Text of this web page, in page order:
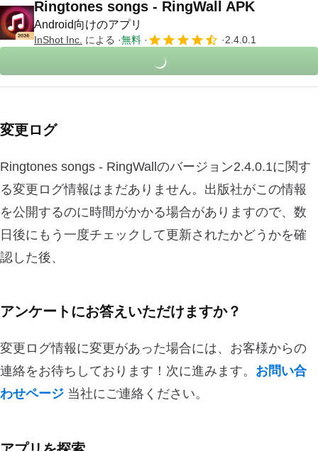
Ringtones songs - RingWall APK
Android向けのアプリ
InShot Inc. による 無料 2.4.0.1
変更ログ
Ringtones songs - RingWallのバージョン2.4.0.1に関す
る変更ログ情報はまだありません。出版社がこの情報
を公開するのに時間がかかる場合がありますので、数
日後にもう一度チェックして更新されたかどうかを確
認した後、
アンケートにお答えいただけますか？
変更ログ情報に変更があった場合には、お客様からの
連絡をお待ちしております！次に進みます。 お問い合
わせページ 当社にご連絡ください。